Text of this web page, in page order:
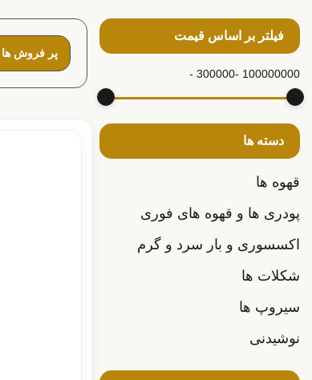
فیلتر بر اساس قیمت
300000 - 100000000 -
دسته ها
قهوه ها
پودری ها و قهوه های فوری
اکسسوری و بار سرد و گرم
شکلات ها
سیروپ ها
نوشیدنی